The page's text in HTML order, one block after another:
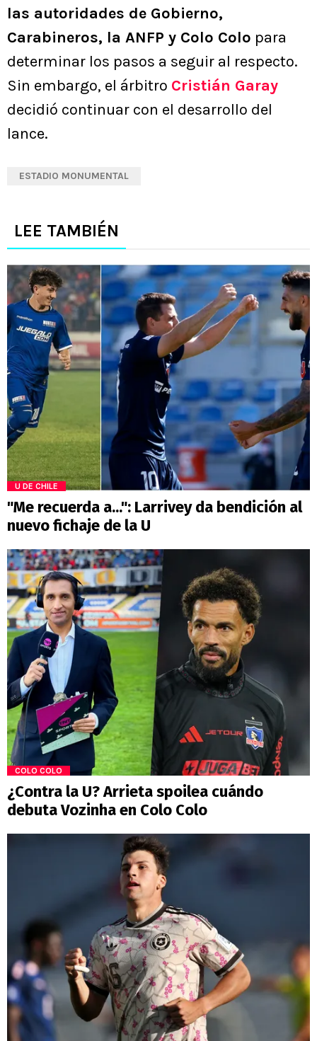
las autoridades de Gobierno,
Carabineros, la ANFP y Colo Colo para
determinar los pasos a seguir al respecto.
Sin embargo, el árbitro Cristián Garay
decidió continuar con el desarrollo del
lance.
ESTADIO MONUMENTAL
LEE TAMBIÉN
U DE CHILE
"Me recuerda a...": Larrivey da bendición al
nuevo fichaje de la U
COLO COLO
¿Contra la U? Arrieta spoilea cuándo
debuta Vozinha en Colo Colo